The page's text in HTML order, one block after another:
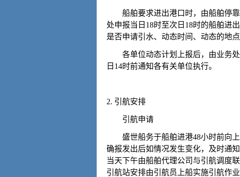
船舶要求进出港口时，由船舶停靠
处申报当日18时至次日18时的船舶进
是否申请引水、动态时间、动态的地
各单位动态计划上报后，由业务处
日14时前通知各有关单位执行。
2. 引航安排
引航申请
盛世船务于船舶进港48小时前向上
确报发出后如情况发生变化，及时通
当天下午由船舶代理公司与引航调度
引航站安排由引航员上船实施引航作业